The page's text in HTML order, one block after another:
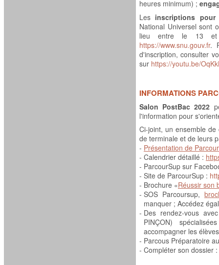
heures minimum) ;
Les inscriptions pour
National Universel sont
lieu entre le 13 et
https://www.snu.gouv.fr.
d'inscription, consulter
sur https://youtu.be/
INFORMATIONS
Salon PostBac 2022
l'information pour
Ci-joint, un ensemble
de terminale et de leurs
- Présentation de
- Calendrier détaillé :
- ParcourSup sur
- Site de ParcourSup :
- Brochure «Réussir son
- SOS Parcoursup,
manquer ; Accédez
- Des rendez-vous
PINÇON)
accompagner les
- Parcous Préparatoire
- Compléter son dossier :